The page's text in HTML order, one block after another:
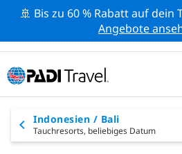
🚢 Bis zu 60 % Rabatt auf dein
Angebote
Indonesien / Bali
Tauchresorts, beliebiges Datum